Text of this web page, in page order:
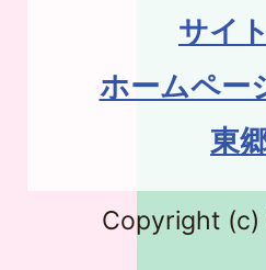
サイ
ホームペー
東
Copyright (c)